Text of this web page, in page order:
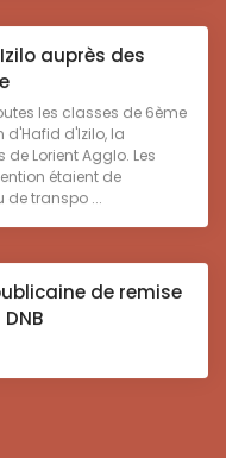
auprès des
les classes de 6ème
d'Hafid d'Izilo, la
Lorient Agglo. Les
étaient de
de transpo ...
de remise